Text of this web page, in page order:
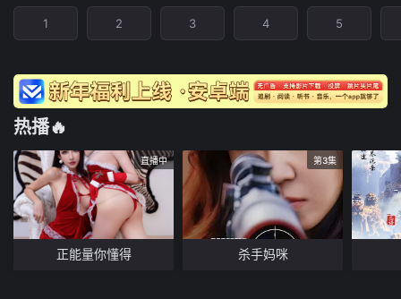
1 2 3 4 5
热播🔥
直播中
正能量你懂得
第3集
杀手妈咪